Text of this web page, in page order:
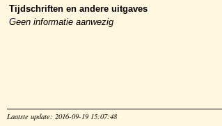
Tijdschriften en andere uitgaves
Geen informatie aanwezig
Laatste update: 2016-09-19 15:07:48